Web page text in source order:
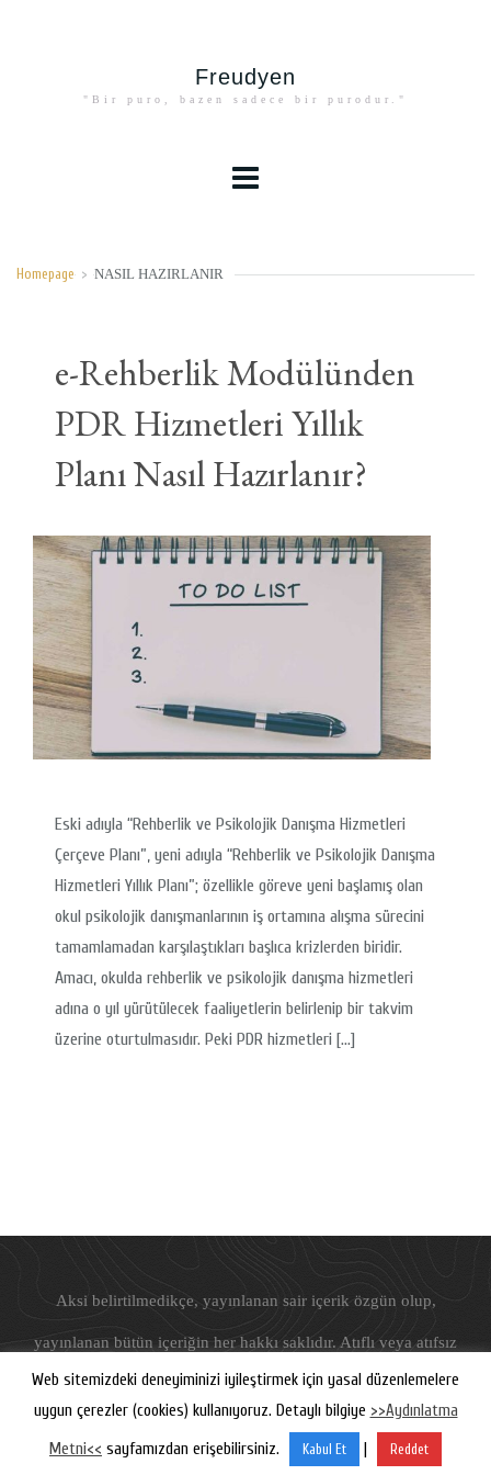
Freudyen
"Bir puro, bazen sadece bir purodur."
Homepage > NASIL HAZIRLANIR
e-Rehberlik Modülünden
PDR Hizmetleri Yıllık
Planı Nasıl Hazırlanır?
Eski adıyla “Rehberlik ve Psikolojik Danışma Hizmetleri
Çerçeve Planı”, yeni adıyla “Rehberlik ve Psikolojik Danışma
Hizmetleri Yıllık Planı”; özellikle göreve yeni başlamış olan
okul psikolojik danışmanlarının iş ortamına alışma sürecini
tamamlamadan karşılaştıkları başlıca krizlerden biridir.
Amacı, okulda rehberlik ve psikolojik danışma hizmetleri
adına o yıl yürütülecek faaliyetlerin belirlenip bir takvim
üzerine oturtulmasıdır. Peki PDR hizmetleri […]
Aksi belirtilmedikçe, yayınlanan sair içerik özgün olup,
yayınlanan bütün içeriğin her hakkı saklıdır. Atıflı veya atıfsız
hiçbir şekilde kullanılamaz.
Web sitemizdeki deneyiminizi iyileştirmek için yasal düzenlemelere
uygun çerezler (cookies) kullanıyoruz. Detaylı bilgiye >>Aydınlatma
Metni<< sayfamızdan erişebilirsiniz. Kabul Et Reddet